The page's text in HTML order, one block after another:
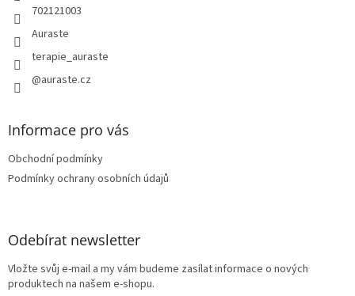
702121003
Auraste
terapie_auraste
@auraste.cz
Informace pro vás
Obchodní podmínky
Podmínky ochrany osobních údajů
Odebírat newsletter
Vložte svůj e-mail a my vám budeme zasílat informace o nových
produktech na našem e-shopu.